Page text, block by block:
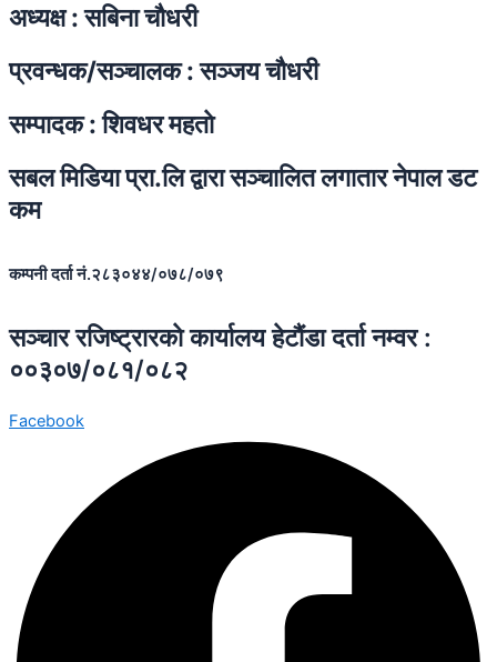
अध्यक्ष : सबिना चाैधरी
प्रवन्धक/सञ्चालक : सञ्जय चाैधरी
सम्पादक : शिवधर महताे
सबल मिडिया प्रा.लि द्वारा सञ्चालित लगातार नेपाल डट
कम
कम्पनी दर्ता नं.२८३०४४/०७८/०७९
सञ्चार रजिष्ट्रारकाे कार्यालय हेटाैंडा दर्ता नम्वर :
००३०७/०८१/०८२
Facebook